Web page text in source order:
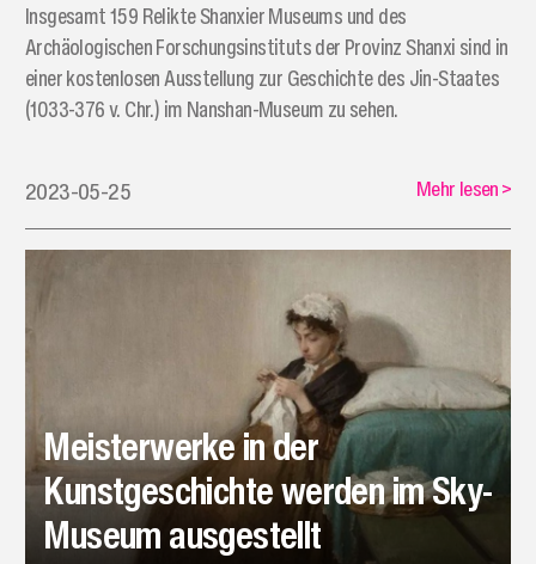
Insgesamt 159 Relikte Shanxier Museums und des
Archäologischen Forschungsinstituts der Provinz Shanxi sind in
einer kostenlosen Ausstellung zur Geschichte des Jin-Staates
(1033-376 v. Chr.) im Nanshan-Museum zu sehen.
2023-05-25 Mehr lesen>
Meisterwerke in der
Kunstgeschichte werden im Sky-
Museum ausgestellt